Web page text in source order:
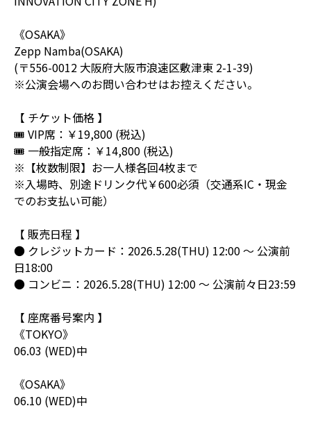
《OSAKA》
Zepp Namba(OSAKA)
(〒556-0012 大阪府大阪市浪速区敷津東 2-1-39)
※公演会場へのお問い合わせはお控えください。
【 チケット価格 】
🎟️ VIP席：￥19,800 (税込)
🎟️ 一般指定席：￥14,800 (税込)
※【枚数制限】お一人様各回4枚まで
※入場時、別途ドリンク代￥600必須（交通系IC・現金
でのお支払い可能）
【 販売日程 】
● クレジットカード：2026.5.28(THU) 12:00 ～ 公演前
日18:00
● コンビニ：2026.5.28(THU) 12:00 ～ 公演前々日23:59
【 座席番号案内 】
《TOKYO》
06.03 (WED)中
《OSAKA》
06.10 (WED)中